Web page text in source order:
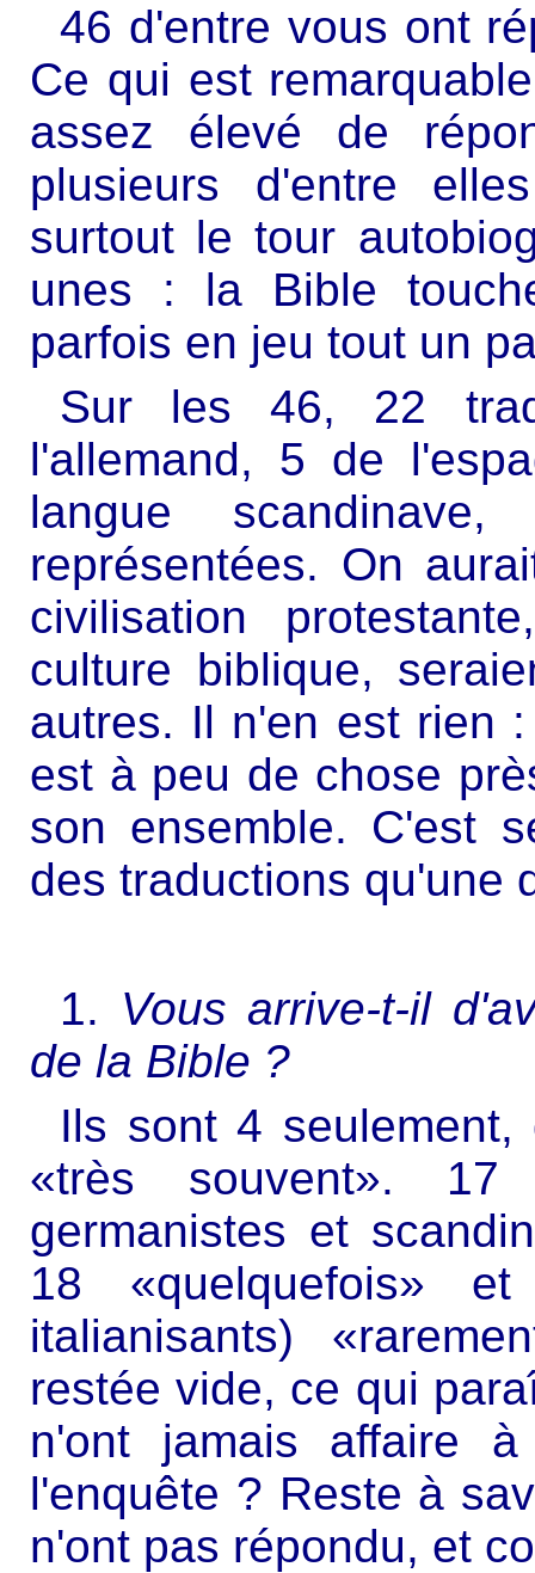
46 d'entre vous ont
Ce qui est
assez élevé de
plusieurs d'entre
surtout le tour
unes : la Bible
parfois en jeu tout un
Sur les 46, 22
l'allemand, 5 de
langue
représentées. On
civilisation
culture biblique,
autres. Il n'en est rien
est à peu de chose
son ensemble. C'est
des traductions qu'une
1. Vous arrive-t-il
de la Bible ?
Ils sont 4
«très souvent».
germanistes et
18 «quelquefois»
italianisants)
restée vide, ce qui
n'ont jamais affaire
l'enquête ? Reste à
n'ont pas répondu, et